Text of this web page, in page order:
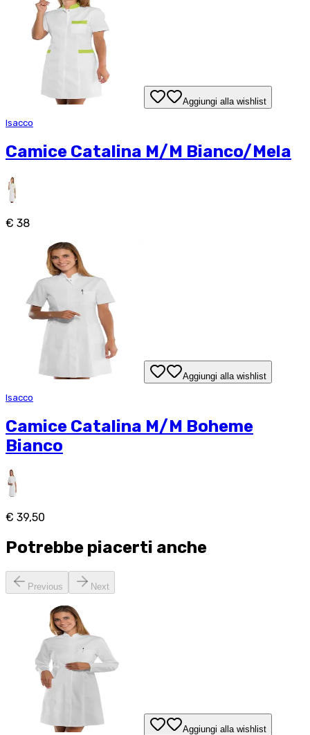
Aggiungi alla wishlist
Isacco
Camice Catalina M/M Bianco/Mela
€ 38
Aggiungi alla wishlist
Isacco
Camice Catalina M/M Boheme
Bianco
€ 39,50
Potrebbe piacerti anche
Previous Next
Aggiungi alla wishlist